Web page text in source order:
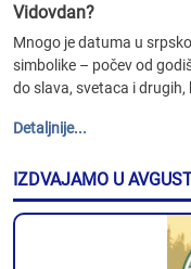
Vidovdan?
Mnogo je datuma u
simbolike – počev od
do slava, svetaca i
Detaljnije...
IZDVAJAMO U